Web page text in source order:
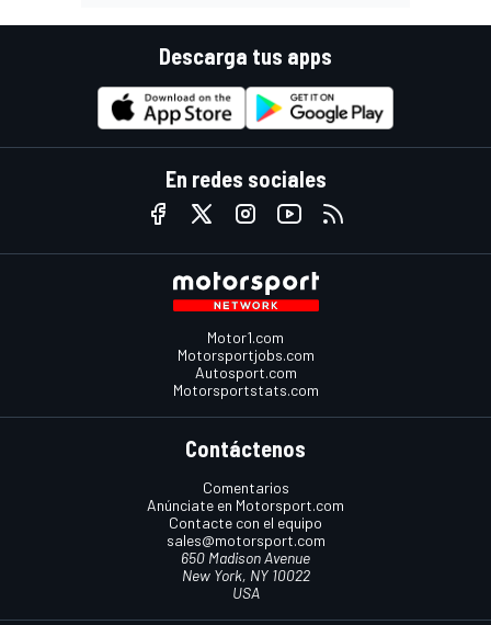
Descarga tus apps
En redes sociales
Motor1.com
Motorsportjobs.com
Autosport.com
Motorsportstats.com
Contáctenos
Comentarios
Anúnciate en Motorsport.com
Contacte con el equipo
sales@motorsport.com
650 Madison Avenue
New York, NY 10022
USA